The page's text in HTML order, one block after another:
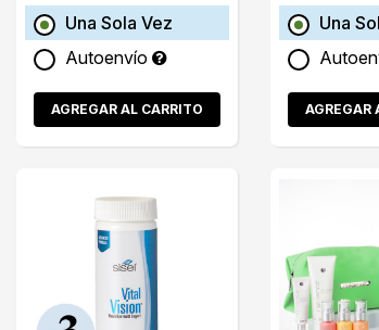
Una Sola Vez
Autoenvío
AGREGAR AL CARRITO
Una
AGREGAR